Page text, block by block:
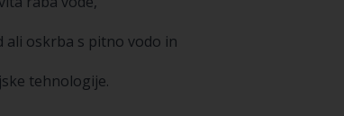
ali oskrba s pitno vodo in
tehnologije.